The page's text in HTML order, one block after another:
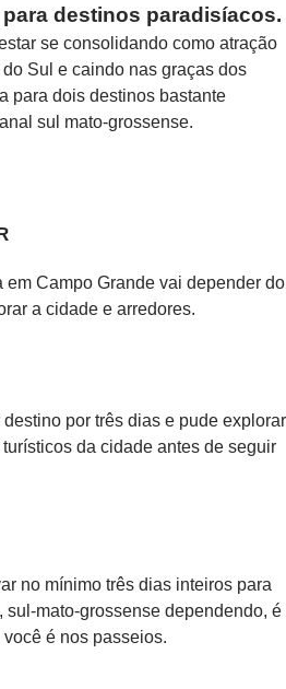
destinos paradisíacos.
se consolidando como atração
Sul e caindo nas graças dos
para dois destinos bastante
sul mato-grossense.
em Campo Grande vai depender do
a cidade e arredores.
por três dias e pude explorar
da cidade antes de seguir
no mínimo três dias inteiros para
sul-mato-grossense dependendo, é
é nos passeios.